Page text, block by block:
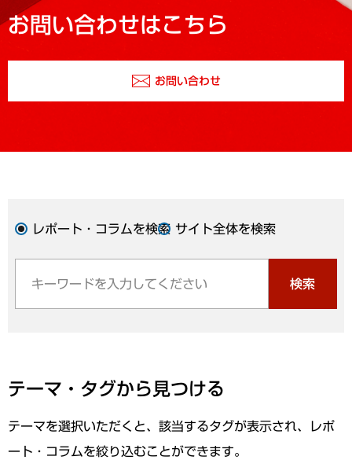
お問い合わせはこちら
お問い合わせ
レポート・コラムを検索 サイト全体を検索
検索
テーマ・タグから見つける
テーマを選択いただくと、該当するタグが表示され、レポ
ート・コラムを絞り込むことができます。